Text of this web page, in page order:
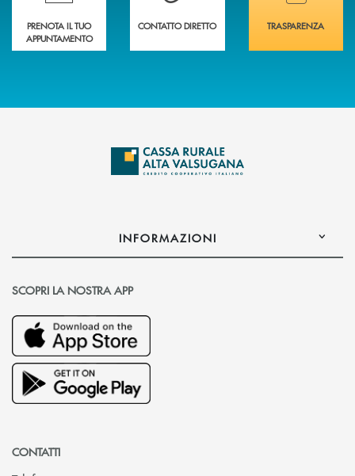
PRENOTA IL TUO
APPUNTAMENTO
CONTATTO DIRETTO TRASPARENZA
INFORMAZIONI
SCOPRI LA NOSTRA APP
CONTATTI